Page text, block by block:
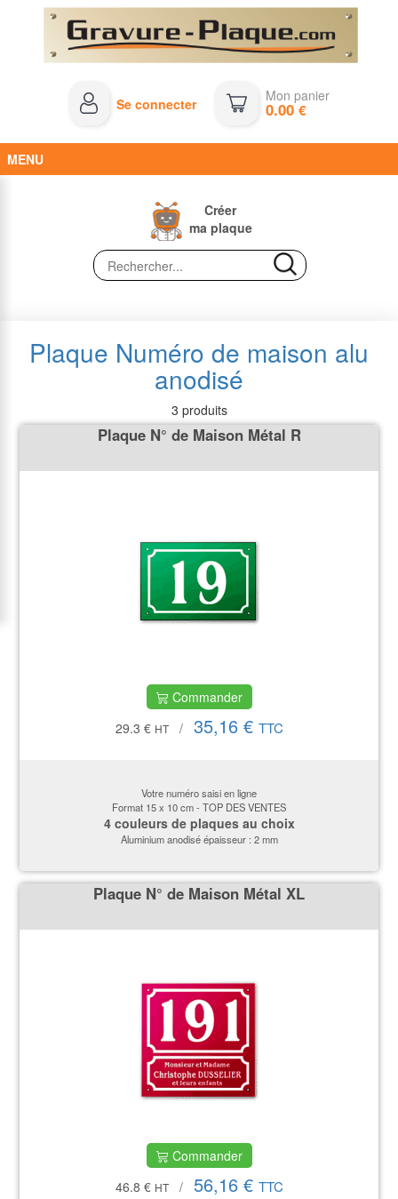
Se connecter Mon panier
0.00€
MENU
Créer
ma plaque
Plaque Numéro de maison alu
anodisé
3 produits
Plaque N° de Maison Métal R
Commander
29.3 € HT / 35,16 € TTC
Votre numéro saisi en ligne
Format 15 x 10 cm - TOP DES VENTES
4 couleurs de plaques au choix
Aluminium anodisé épaisseur : 2 mm
Plaque N° de Maison Métal XL
Commander
46.8 € HT / 56,16 € TTC